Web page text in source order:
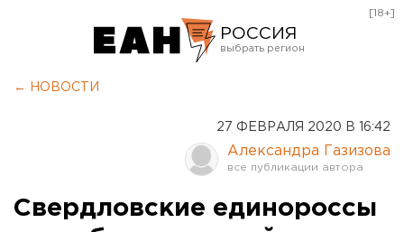
РОССИЯ
Оренбург
[18+]
← НОВОСТИ
27 ФЕВРАЛЯ 2020 В 16:42
Александра Газизова
Свердловские единороссы